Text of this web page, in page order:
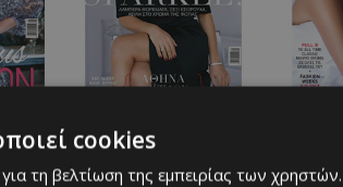
cookies
τη βελτίωση της εμπειρίας των χρηστών.